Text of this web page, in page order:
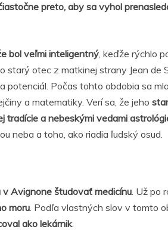
preto, aby sa vyhol
bol veľmi inteligentný, keďže rýchlo
starý otec z matkinej strany Jean de
potenciál. Počas tohto obdobia sa
a matematiky. Verí sa, že jeho
tradície a nebeskými vedami
neba a toho, ako riadia ľudský osud.
v Avignone študovať medicínu. Už po
moru. Podľa vlastných slov v tomto
ako lekárnik.